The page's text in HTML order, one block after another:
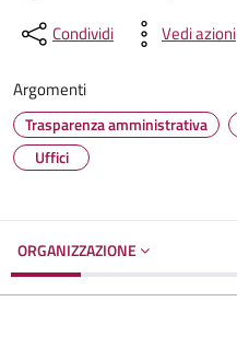
Condividi Vedi azioni
Argomenti
Trasparenza amministrativa
Uffici
ORGANIZZAZIONE